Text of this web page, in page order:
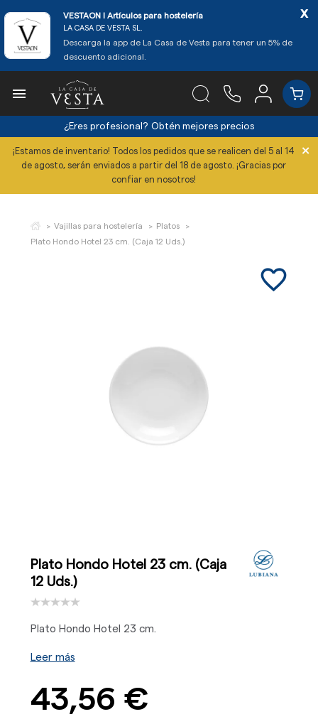
VESTAON l Artículos para hostelería
LA CASA DE VESTA SL.
Descarga la app de La Casa de Vesta para tener un 5% de
descuento adicional.
x

¿Eres profesional? Obtén mejores precios
¡Estamos de inventario! Todos los pedidos que se realicen del 5 al 14
de agosto, serán enviados a partir del 18 de agosto. ¡Gracias por
confiar en nosotros!
×
Vajillas para hostelería
Platos
Plato Hondo Hotel 23 cm. (Caja 12 Uds.)
favorite_border
Plato Hondo Hotel 23 cm. (Caja
12 Uds.)
Plato Hondo Hotel 23 cm.
Leer más
43,56 €